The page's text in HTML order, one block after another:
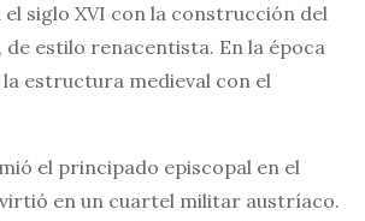
el siglo XVI con la construcción del
, de estilo renacentista. En la época
estructura medieval con el
el principado episcopal en el
en un cuartel militar austríaco.